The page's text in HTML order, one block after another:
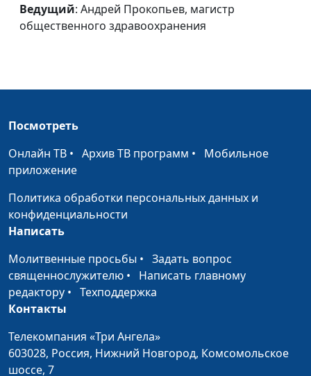
Бросаем курить.
Андрей Прокопьев, магистр
Бросаем курить.
утраты
Андрей Прокопьев, магистр
#11
Бросаем курить.
Кто мой друг?
Андрей Прокопьев, магистр
Бросаем курить.
Рацион питания
Бросаем курить.
Важная роль воды
Андрей Прокопьев, магистр
общественного
Бросаем курить.
Отказ от алкоголя
Андрей Прокопьев, магистр
общественного
Ведущий: Андрей Прокопьев, магистр
общественного здравоохранения
Посмотреть
Онлайн ТВ • Архив ТВ программ • Мобильное
приложение
Политика обработки персональных данных и
конфиденциальности
Написать
Молитвенные просьбы • Задать вопрос
священнослужителю • Написать главному
редактору • Техподдержка
Контакты
Телекомпания «Три Ангела»
603028, Россия, Нижний Новгород, Комсомольское
шоссе, 7